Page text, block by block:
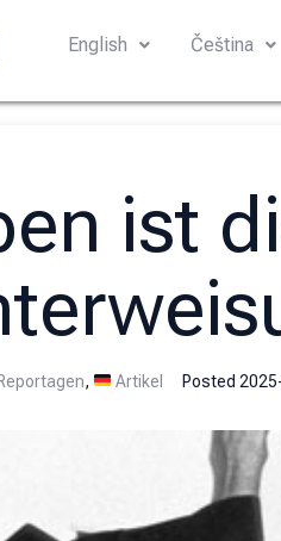
English Čeština
ist
Reportagen, Artikel Posted